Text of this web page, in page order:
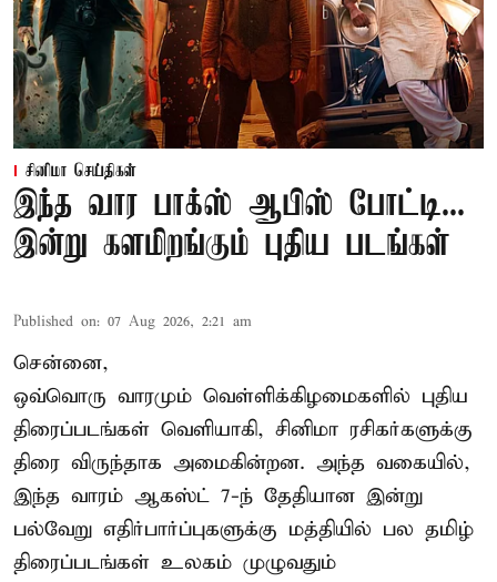
சினிமா செய்திகள்
இந்த வார பாக்ஸ் ஆபிஸ் போட்டி...
இன்று களமிறங்கும் புதிய படங்கள்
Published on: 07 Aug 2026, 2:21 am
சென்னை,
ஒவ்வொரு வாரமும் வெள்ளிக்கிழமைகளில் புதிய
திரைப்படங்கள் வெளியாகி, சினிமா ரசிகர்களுக்கு
திரை விருந்தாக அமைகின்றன. அந்த வகையில்,
இந்த வாரம் ஆகஸ்ட் 7-ந் தேதியான இன்று
பல்வேறு எதிர்பார்ப்புகளுக்கு மத்தியில் பல தமிழ்
திரைப்படங்கள் உலகம் முழுவதும்